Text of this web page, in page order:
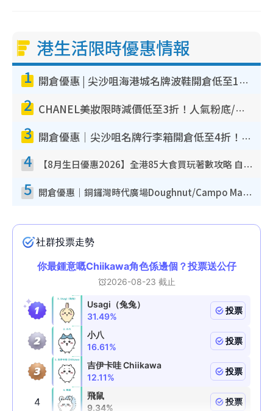
港生活限時優惠情報
1 開倉優惠 | 尖沙咀海港城名牌波鞋開倉低至1折！On鞋$899起／Joy&Peace鞋履$98起
2 CHANEL美妝限時減價低至3折！人氣粉底/唇膏/精華液低至$275！COCO香水都有平
3 開倉優惠｜尖沙咀名牌行李箱開倉低至4折！一連5日 American Tourister/ace./Hallmark $200起！
4 【8月生日優惠2026】全港85大食買玩著數攻略 自助餐/火鍋放題同行免費＋誠品/DONKI送現金券
5 開倉優惠｜銅鑼灣時代廣場Doughnut/Campo Marzio開倉低至1折！背囊、書包、手袋劈價$200起